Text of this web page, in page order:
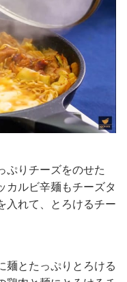
ぷりチーズをのせた
カルビ辛麺もチーズタ
入れて、とろけるチー
麺とたっぷりとろける